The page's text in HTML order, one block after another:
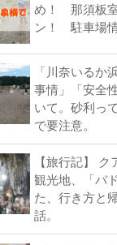
め！ 那須板
ン！ 駐車場情
「川奈いるか
事情」「安全
いて。砂利っ
で要注意。
【旅行記】
観光地、「バ
た、行き方と
話。